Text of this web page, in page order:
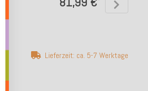
Lieferzeit: ca. 5-7 Werktage